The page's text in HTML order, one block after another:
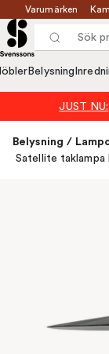
Varumärken
Belysning
JUST NU:
Belysning /
Satellite